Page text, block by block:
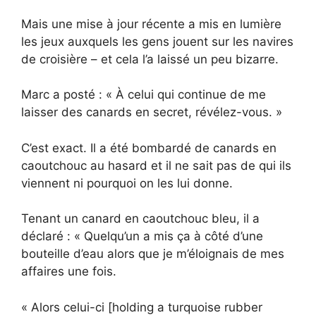
Mais une mise à jour récente a mis en lumière
les jeux auxquels les gens jouent sur les navires
de croisière – et cela l’a laissé un peu bizarre.
Marc a posté : « À celui qui continue de me
laisser des canards en secret, révélez-vous. »
C’est exact. Il a été bombardé de canards en
caoutchouc au hasard et il ne sait pas de qui ils
viennent ni pourquoi on les lui donne.
Tenant un canard en caoutchouc bleu, il a
déclaré : « Quelqu’un a mis ça à côté d’une
bouteille d’eau alors que je m’éloignais de mes
affaires une fois.
« Alors celui-ci [holding a turquoise rubber